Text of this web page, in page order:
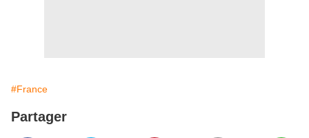
#France
Partager